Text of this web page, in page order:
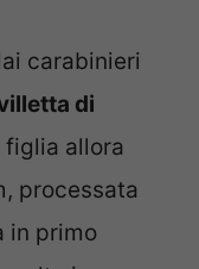
carabinieri
di
figlia allora
processata
in primo